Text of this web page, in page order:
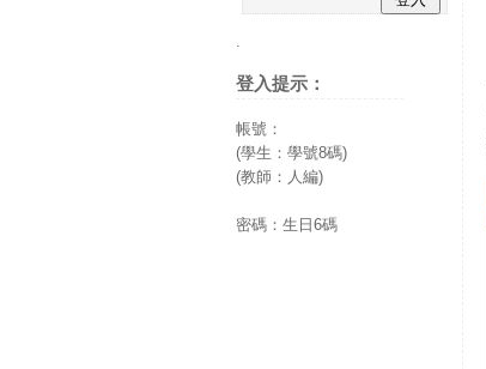
.
登入提示：
帳號：
(學生：學號8碼)
(教師：人編)
密碼：生日6碼